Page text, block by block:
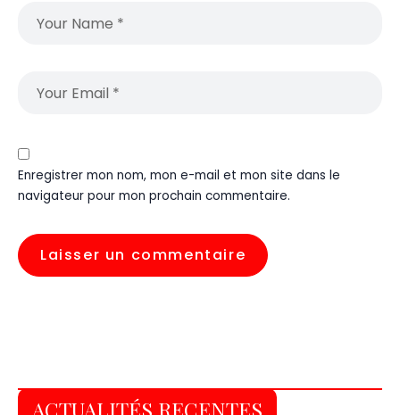
Enregistrer mon nom, mon e-mail et mon site dans le
navigateur pour mon prochain commentaire.
ACTUALITÉS RECENTES